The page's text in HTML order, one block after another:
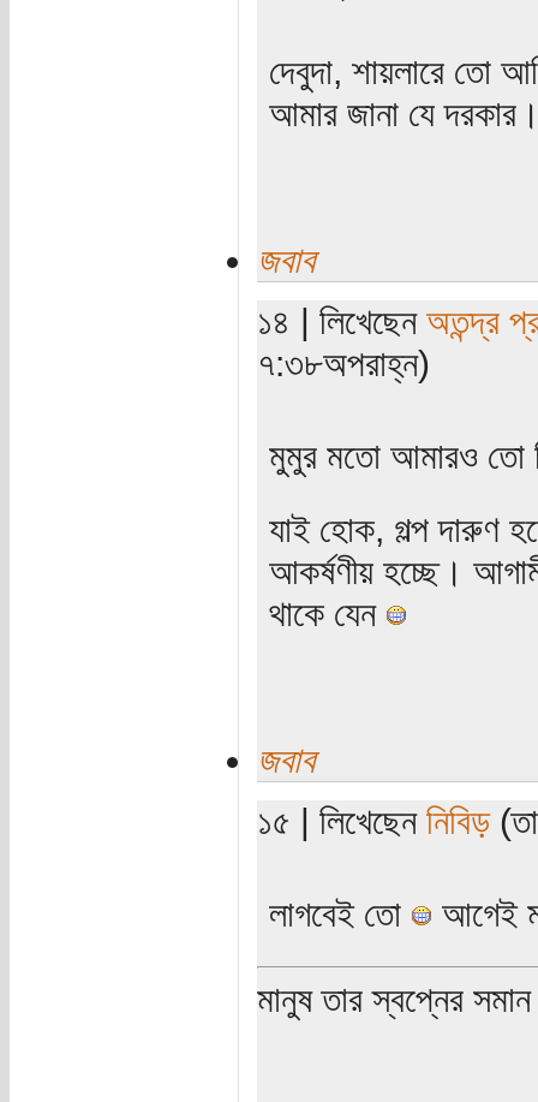
দেবুদা, শায়লারে তো
আমার জানা যে
জবাব
১৪ | লিখেছেন অতন্দ্র
৭:৩৮অপরাহ্ন)
মুমুর মতো আমারও তো
যাই হোক, গল্প দারুণ
আকর্ষণীয় হচ্ছে।
থাকে যেন
জবাব
১৫ | লিখেছেন নিবিড়
লাগবেই তো আগেই
মানুষ তার স্বপ্নের